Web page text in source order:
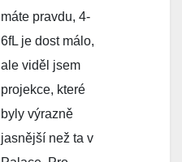
máte pravdu, 4-
6fL je dost málo,
ale viděl jsem
projekce, které
byly výrazně
jasnější než ta v